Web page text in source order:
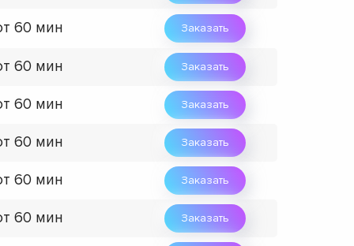
60 мин Заказать
60 мин Заказать
60 мин Заказать
60 мин Заказать
60 мин Заказать
60 мин Заказать